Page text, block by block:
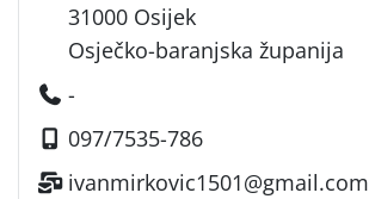
31000 Osijek
Osječko-baranjska županija
-
097/7535-786
ivanmirkovic1501@gmail.com